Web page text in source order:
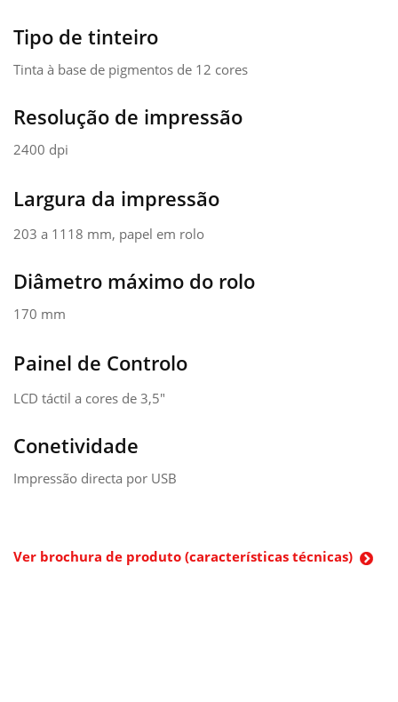
Tipo de tinteiro
Tinta à base de pigmentos de 12 cores
Resolução de impressão
2400 dpi
Largura da impressão
203 a 1118 mm, papel em rolo
Diâmetro máximo do rolo
170 mm
Painel de Controlo
LCD táctil a cores de 3,5"
Conetividade
Impressão directa por USB
Ver brochura de produto (características técnicas)